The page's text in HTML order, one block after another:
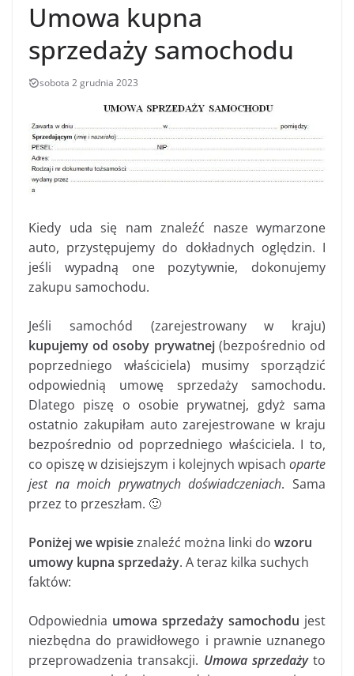
Umowa kupna
sprzedaży samochodu
sobota 2 grudnia 2023
Kiedy uda się nam znaleźć nasze wymarzone
auto, przystępujemy do dokładnych oględzin. I
jeśli wypadną one pozytywnie, dokonujemy
zakupu samochodu.
Jeśli samochód (zarejestrowany w kraju)
kupujemy od osoby prywatnej(bezpośrednio od
poprzedniego właściciela) musimy sporządzić
odpowiednią umowę sprzedaży samochodu.
Dlatego piszę o osobie prywatnej, gdyż sama
ostatnio zakupiłam auto zarejestrowane w kraju
bezpośrednio od poprzedniego właściciela. I to,
co opiszę w dzisiejszym i kolejnych wpisach oparte
jest na moich prywatnych doświadczeniach. Sama
przez to przeszłam. 🙂
Poniżej we wpisieznaleźć można linki do wzoru
umowy kupna sprzedaży. A teraz kilka suchych
faktów:
Odpowiednia umowa sprzedaży samochodu jest
niezbędna do prawidłowego i prawnie uznanego
przeprowadzenia transakcji. Umowa sprzedażyto